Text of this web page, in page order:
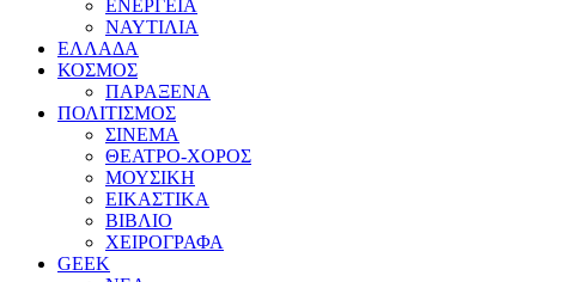
ΕΝΕΡΓΕΙΑ
ΝΑΥΤΙΛΙΑ
ΕΛΛΑΔΑ
ΚΟΣΜΟΣ
ΠΑΡΑΞΕΝΑ
ΠΟΛΙΤΙΣΜΟΣ
ΣΙΝΕΜΑ
ΘΕΑΤΡΟ-ΧΟΡΟΣ
ΜΟΥΣΙΚΗ
ΕΙΚΑΣΤΙΚΑ
ΒΙΒΛΙΟ
ΧΕΙΡΟΓΡΑΦΑ
GEEK